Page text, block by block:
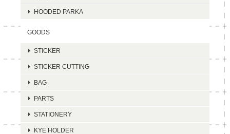
HOODED PARKA
GOODS
STICKER
STICKER CUTTING
BAG
PARTS
STATIONERY
KYE HOLDER